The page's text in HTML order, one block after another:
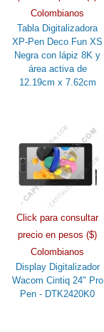
Colombianos
Tabla Digitalizadora
XP-Pen Deco Fun XS
Negra con lápiz 8K y
área activa de
12.19cm x 7.62cm
Click para consultar
precio en pesos ($)
Colombianos
Display Digitalizador
Wacom Cintiq 24" Pro
Pen - DTK2420K0